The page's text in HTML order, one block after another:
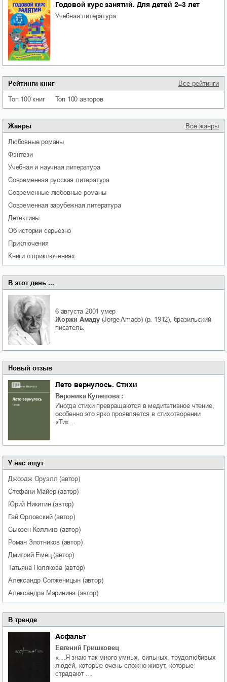
Годовой курс занятий. Для детей 2–3 лет
учебная литература
Рейтинги книг Все рейтинги
Топ 100 книг Топ 100 авторов
Жанры Все жанры
любовные романы
фэнтези
учебная и научная литература
современная русская литература
современные любовные романы
современная зарубежная литература
детективы
об истории серьезно
приключения
книги о приключениях
В этот день ...
6 августа 2001 умер
Жоржи Амаду(Jorge Amado) (р. 1912), бразильский
писатель.
Новый отзыв
Лето вернулось. Стихи
Вероника Кулешова :
Иногда стихи превращаются в медитативное чтение,
особенно это ярко проявляется в стихотворении
«Тих…
У нас ищут
Джордж Оруэлл (автор)
Стефани Майер(автор)
Юрий Никитин(автор)
Гай Орловский(автор)
Сьюзен Коллинз (автор)
Роман Злотников (автор)
Дмитрий Емец(автор)
Татьяна Полякова(автор)
Александр Солженицын (автор)
Александра Маринина (автор)
В тренде
Асфальт
Евгений Гришковец
«…Я знаю так много умных, сильных, трудолюбивых
людей, которые очень сложно живут, которые
страдают …